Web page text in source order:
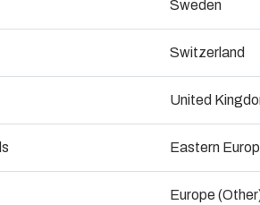
Services
& Lagerhaltungsservices
Sweden
Switzerland
United
Eastern
Europe